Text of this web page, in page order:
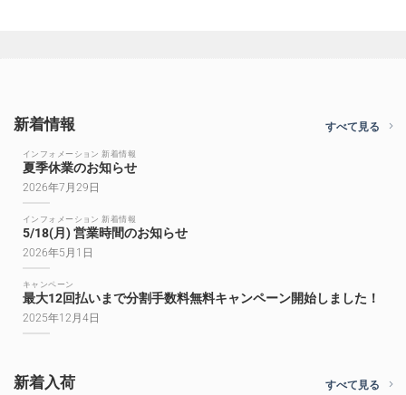
新着情報 すべて見る
インフォメーション 新着情報
夏季休業のお知らせ
2026年7月29日
インフォメーション 新着情報
5/18(月) 営業時間のお知らせ
2026年5月1日
キャンペーン
最大12回払いまで分割手数料無料キャンペーン開始しました！
2025年12月4日
新着入荷 すべて見る